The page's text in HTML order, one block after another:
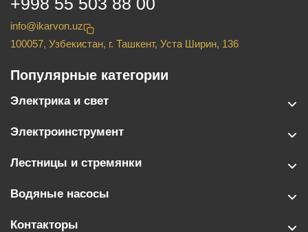
info@ikarvon.uz
100057, Узбекистан, г. Ташкент, Уста Ширин, 136
Популярные категории
Электрика и свет
Электроинструмент
Лестницы и стремянки
Водяные насосы
Контакторы